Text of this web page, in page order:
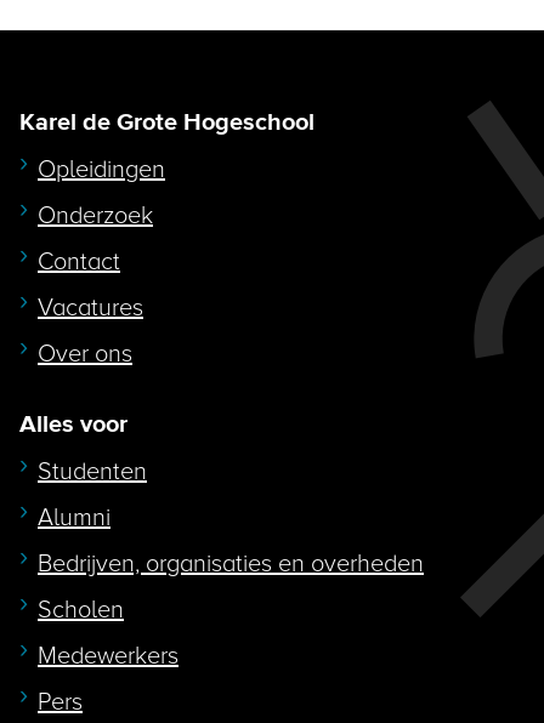
Karel de Grote Hogeschool
Opleidingen
Onderzoek
Contact
Vacatures
Over ons
Alles voor
Studenten
Alumni
Bedrijven, organisaties en overheden
Scholen
Medewerkers
Pers